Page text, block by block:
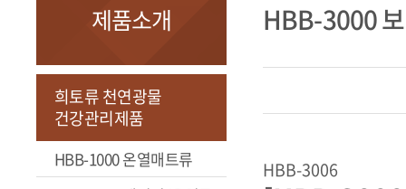
제품소개
희토류 천연광물
건강관리제품
HBB-1000 온열매트류
HBB-3000
HBB-3006